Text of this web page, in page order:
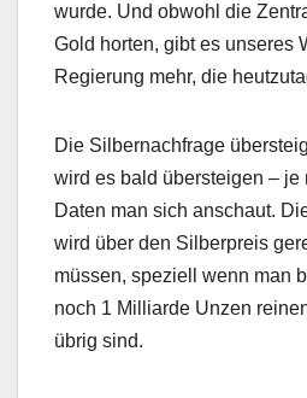
wurde. Und obwohl die
Gold horten, gibt es unseres
Regierung mehr, die
Die Silbernachfrage
wird es bald übersteigen – je
Daten man sich anschaut.
wird über den Silberpreis
müssen, speziell wenn man
noch 1 Milliarde Unzen
übrig sind.